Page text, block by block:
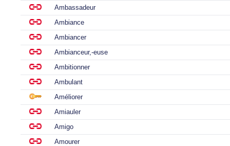
Ambassadeur
Ambiance
Ambiancer
Ambianceur,-euse
Ambitionner
Ambulant
Améliorer
Amiauler
Amigo
Amourer